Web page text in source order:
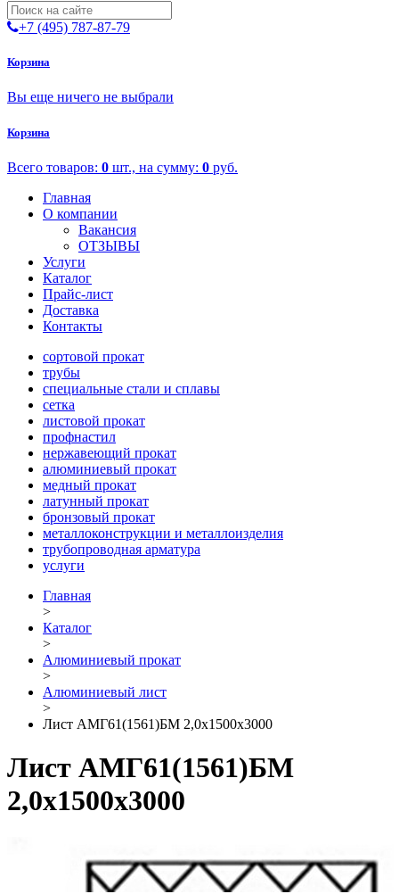
+7 (495) 787-87-79
Корзина
Вы еще ничего не выбрали
Корзина
Всего товаров: 0 шт., на сумму: 0 руб.
Главная
О компании
Вакансия
ОТЗЫВЫ
Услуги
Каталог
Прайс-лист
Доставка
Контакты
сортовой прокат
трубы
специальные стали и сплавы
сетка
листовой прокат
профнастил
нержавеющий прокат
алюминиевый прокат
медный прокат
латунный прокат
бронзовый прокат
металлоконструкции и металлоизделия
трубопроводная арматура
услуги
Главная
>
Каталог
>
Алюминиевый прокат
>
Алюминиевый лист
>
Лист АМГ61(1561)БМ 2,0х1500х3000
Лист АМГ61(1561)БМ
2,0х1500х3000